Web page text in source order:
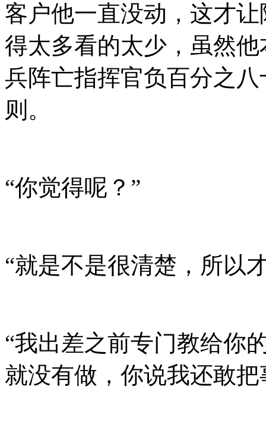
客户他一直没动，这才
得太多看的太少，虽然
兵阵亡指挥官负百分之
则。
“你觉得呢？”
“就是不是很清楚，所以
“我出差之前专门教给你
就没有做，你说我还敢